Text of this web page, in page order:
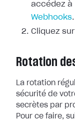
accédez à
Webhooks.
Cliquez sur
Rotation
La rotation
sécurité de
secrètes par
Pour ce faire,